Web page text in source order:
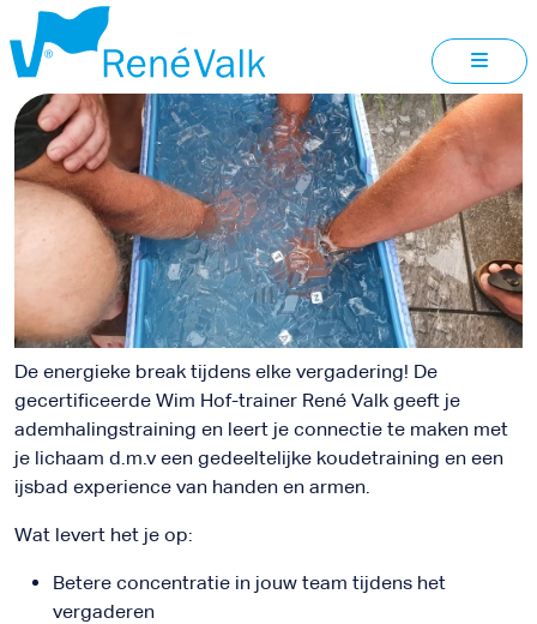
NIEUWE
NIEDORP
De energieke break tijdens elke vergadering! De
gecertificeerde Wim Hof-trainer René Valk geeft je
ademhalingstraining en leert je connectie te maken met
je lichaam d.m.v een gedeeltelijke koudetraining en een
ijsbad experience van handen en armen.
Wat levert het je op:
Betere concentratie in jouw team tijdens het
vergaderen